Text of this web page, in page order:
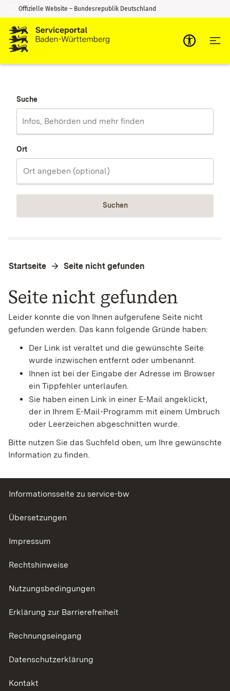
Zum Inhalt springen
Zur Suche springen
Offizielle Website – Bundesrepublik Deutschland
Suche
Ort
Suchen
Startseite Seite nicht gefunden
Seite nicht gefunden
Leider konnte die von Ihnen aufgerufene Seite nicht
gefunden werden. Das kann folgende Gründe haben:
Der Link ist veraltet und die gewünschte Seite
wurde inzwischen entfernt oder umbenannt.
Ihnen ist bei der Eingabe der Adresse im Browser
ein Tippfehler unterlaufen.
Sie haben einen Link in einer E-Mail angeklickt,
der in Ihrem E-Mail-Programm mit einem Umbruch
oder Leerzeichen abgeschnitten wurde.
Bitte nutzen Sie das Suchfeld oben, um Ihre gewünschte
Information zu finden.
Informationsseite zu service-bw
Übersetzungen
Impressum
Rechtshinweise
Nutzungsbedingungen
Erklärung zur Barrierefreiheit
Rechnungseingang
Datenschutzerklärung
Kontakt